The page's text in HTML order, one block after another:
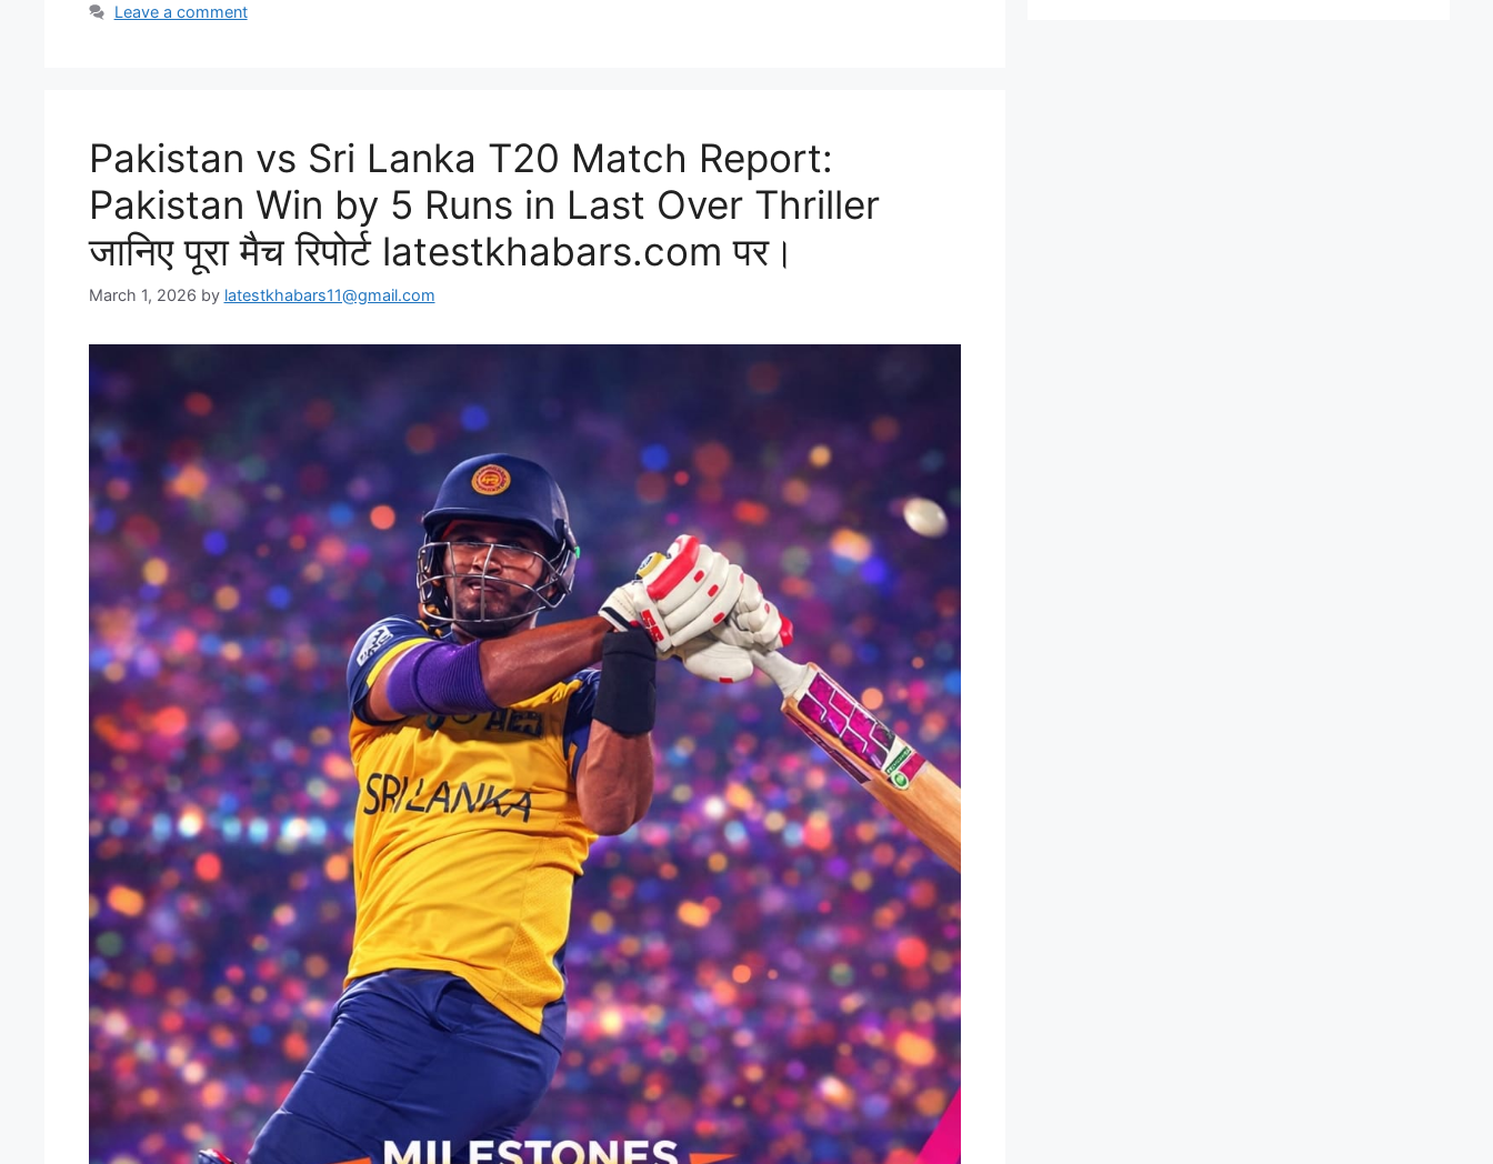
Leave a comment
Pakistan vs Sri Lanka T20 Match Report:
Pakistan Win by 5 Runs in Last Over Thriller
जानिए पूरा मैच रिपोर्ट latestkhabars.com पर।
March 1, 2026 by latestkhabars11@gmail.com